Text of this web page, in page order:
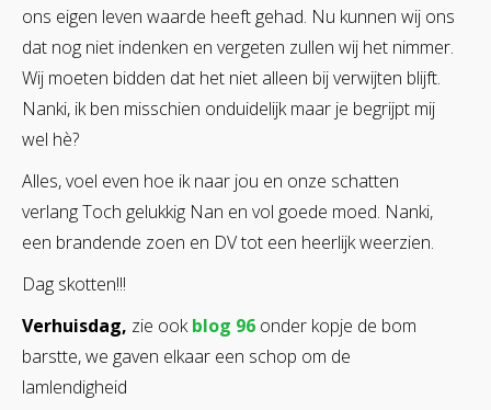
ons eigen leven waarde heeft gehad. Nu kunnen wij ons
dat nog niet indenken en vergeten zullen wij het nimmer.
Wij moeten bidden dat het niet alleen bij verwijten blijft.
Nanki, ik ben misschien onduidelijk maar je begrijpt mij
wel hè?
Alles, voel even hoe ik naar jou en onze schatten
verlang Toch gelukkig Nan en vol goede moed. Nanki,
een brandende zoen en DV tot een heerlijk weerzien.
Dag skotten!!!
Verhuisdag, zie ook blog 96 onder kopje de bom
barstte, we gaven elkaar een schop om de
lamlendigheid